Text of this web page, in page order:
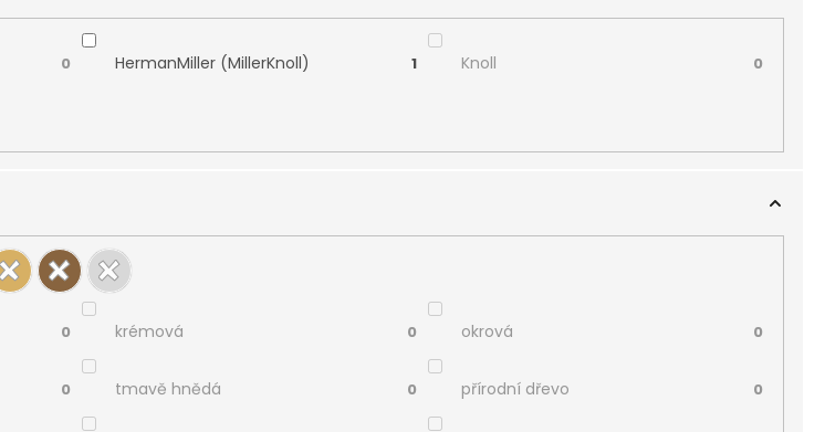
0 HermanMiller (MillerKnoll) 1 Knoll 0
0 krémová 0 okrová 0
0 tmavě hnědá 0 přírodní dřevo 0